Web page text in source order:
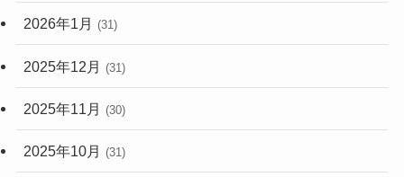
2026年1月 (31)
2025年12月 (31)
2025年11月 (30)
2025年10月 (31)